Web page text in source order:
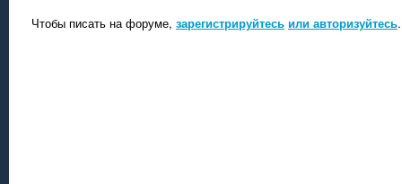
Чтобы писать на форуме, зарегистрируйтесь или авторизуйтесь.